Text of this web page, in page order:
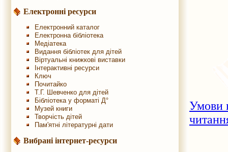
Електронні ресурси
Електронний каталог
Електронна бібліотека
Медіатека
Видання бібліотек для дітей
Віртуальні книжкові виставки
Інтерактивні ресурси
Ключ
Почитайко
Т.Г. Шевченко для дітей
Бібліотека у форматі Д°
Музей книги
Творчість дітей
Пам'ятні літературні дати
Вибрані інтернет-ресурси
Умови